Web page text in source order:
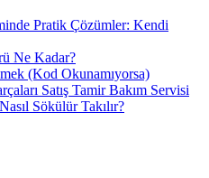
Pratik Çözümler: Kendi
Ne Kadar?
(Kod Okunamıyorsa)
Satış Tamir Bakım Servisi
Sökülür Takılır?